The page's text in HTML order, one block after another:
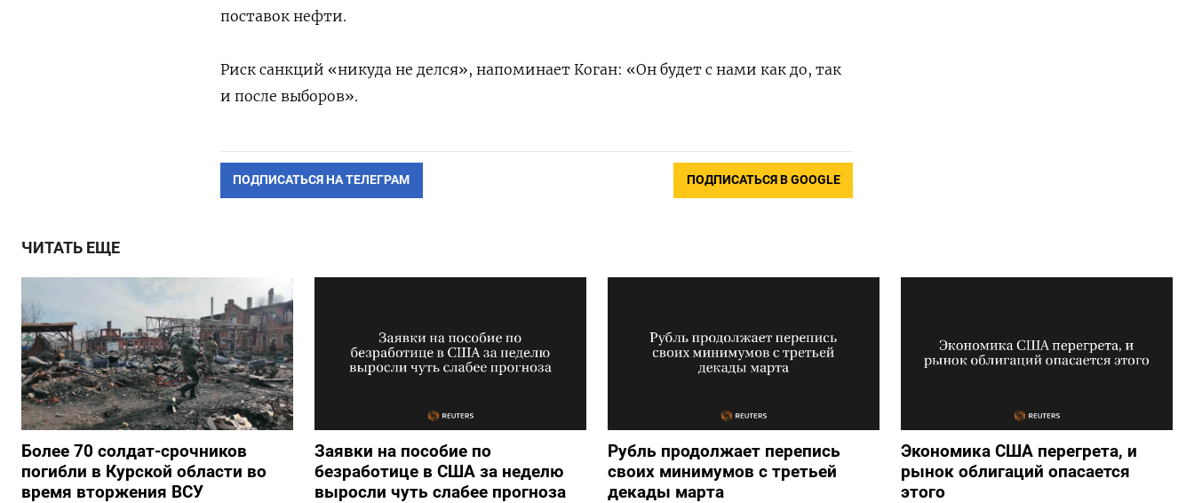
поставок нефти.
Риск санкций «никуда не делся», напоминает Коган: «Он будет с нами как до, так
и после выборов».
ПОДПИСАТЬСЯ НА ТЕЛЕГРАМ ПОДПИСАТЬСЯ В GOOGLE
ЧИТАТЬ ЕЩЕ
Более 70 солдат-срочников
погибли в Курской области во
время вторжения ВСУ
Заявки на пособие по
безработице в США за неделю
выросли чуть слабее прогноза
Рубль продолжает перепись
своих минимумов с третьей
декады марта
Экономика США перегрета, и
рынок облигаций опасается
этого